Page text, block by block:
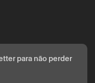
para não perder